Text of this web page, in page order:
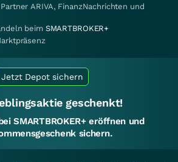
ARIVA, FinanzNachrichten und
beim SMARTBROKER+
Jetzt Depot sichern
geschenkt!
SMARTBROKER+ eröffnen und
sichern.